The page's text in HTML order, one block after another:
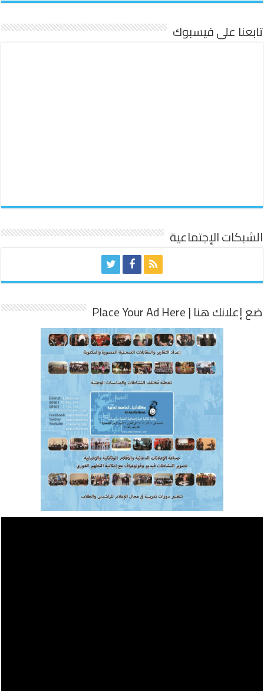
تابعنا على فيسبوك
الشبكات الإجتماعية
ضع إعلانك هنا | Place Your Ad Here